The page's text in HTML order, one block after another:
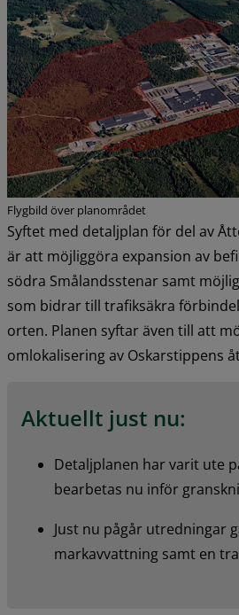
Flygbild över planområdet
Syftet med detaljplan för del av
är att möjliggöra expansion av
södra Smålandsstenar samt
som bidrar till trafiksäkra
orten. Planen syftar även till att
omlokalisering av Oskarstippens
Aktuellt just nu:
Detaljplanen har varit ute
bearbetas nu inför
Just nu pågår utredningar
markavvattning samt en